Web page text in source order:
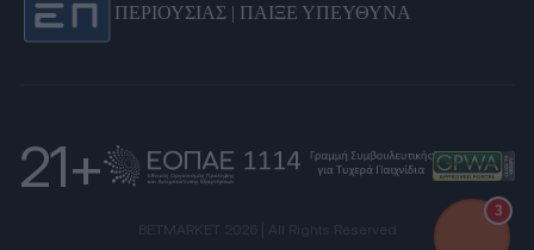
ΠΕΡΙΟΥΣΙΑΣ | ΠΑΙΞΕ ΥΠΕΥΘΥΝΑ
21+
3